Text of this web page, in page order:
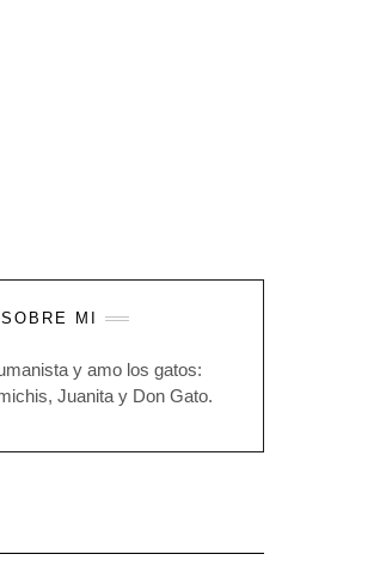
SOBRE MI
y amo los gatos:
Juanita y Don Gato.